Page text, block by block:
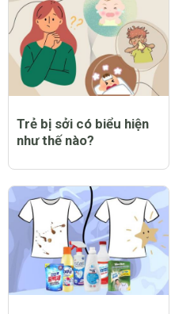
Trẻ bị sởi có biểu hiện
như thế nào?